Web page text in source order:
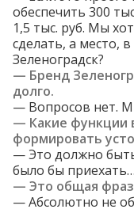
обеспечить 300
1,5 тыс. руб. Мы
сделать, а место,
Зеленоградск?
— Бренд
долго.
— Вопросов нет.
— Какие функции
формировать
— Это должно
было бы приехать…
— Это общая
— Абсолютно не